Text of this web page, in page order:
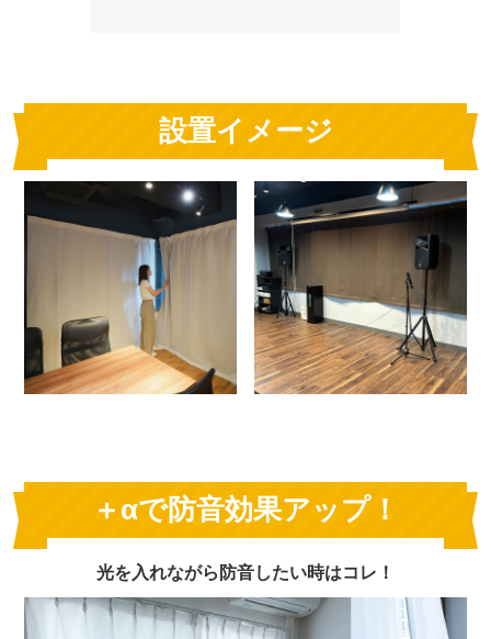
設置イメージ
＋αで防音効果アップ！
光を入れながら防音したい時はコレ！